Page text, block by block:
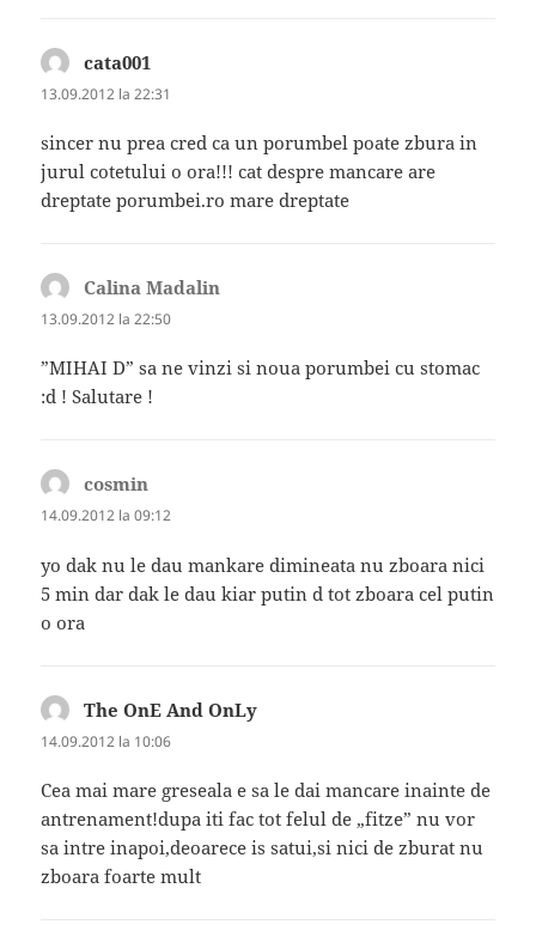
cata001
13.09.2012 la 22:31
sincer nu prea cred ca un porumbel poate zbura in
jurul cotetului o ora!!! cat despre mancare are
dreptate porumbei.ro mare dreptate
Calina Madalin
13.09.2012 la 22:50
”MIHAI D” sa ne vinzi si noua porumbei cu stomac
:d ! Salutare !
cosmin
14.09.2012 la 09:12
yo dak nu le dau mankare dimineata nu zboara nici
5 min dar dak le dau kiar putin d tot zboara cel putin
o ora
The OnE And OnLy
14.09.2012 la 10:06
Cea mai mare greseala e sa le dai mancare inainte de
antrenament!dupa iti fac tot felul de „fitze” nu vor
sa intre inapoi,deoarece is satui,si nici de zburat nu
zboara foarte mult